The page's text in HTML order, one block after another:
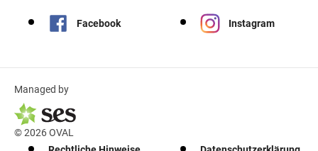
Facebook Instagram
Managed by
© 2026 OVAL